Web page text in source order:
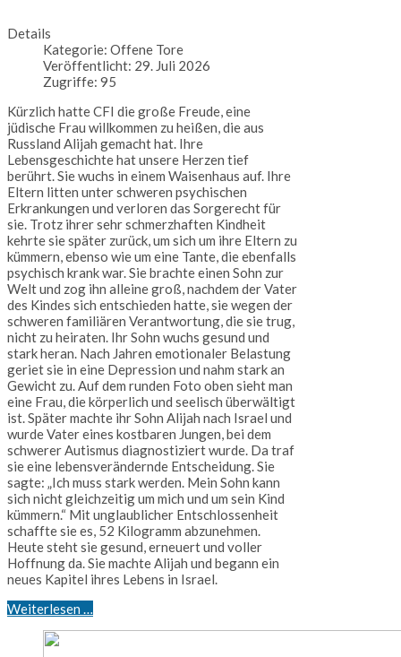
Details
Kategorie: Offene Tore
Veröffentlicht: 29. Juli 2026
Zugriffe: 95
Kürzlich hatte CFI die große Freude, eine
jüdische Frau willkommen zu heißen, die aus
Russland Alijah gemacht hat. Ihre
Lebensgeschichte hat unsere Herzen tief
berührt. Sie wuchs in einem Waisenhaus auf. Ihre
Eltern litten unter schweren psychischen
Erkrankungen und verloren das Sorgerecht für
sie. Trotz ihrer sehr schmerzhaften Kindheit
kehrte sie später zurück, um sich um ihre Eltern zu
kümmern, ebenso wie um eine Tante, die ebenfalls
psychisch krank war. Sie brachte einen Sohn zur
Welt und zog ihn alleine groß, nachdem der Vater
des Kindes sich entschieden hatte, sie wegen der
schweren familiären Verantwortung, die sie trug,
nicht zu heiraten. Ihr Sohn wuchs gesund und
stark heran. Nach Jahren emotionaler Belastung
geriet sie in eine Depression und nahm stark an
Gewicht zu. Auf dem runden Foto oben sieht man
eine Frau, die körperlich und seelisch überwältigt
ist. Später machte ihr Sohn Alijah nach Israel und
wurde Vater eines kostbaren Jungen, bei dem
schwerer Autismus diagnostiziert wurde. Da traf
sie eine lebensverändernde Entscheidung. Sie
sagte: „Ich muss stark werden. Mein Sohn kann
sich nicht gleichzeitig um mich und um sein Kind
kümmern.“ Mit unglaublicher Entschlossenheit
schaffte sie es, 52 Kilogramm abzunehmen.
Heute steht sie gesund, erneuert und voller
Hoffnung da. Sie machte Alijah und begann ein
neues Kapitel ihres Lebens in Israel.
Weiterlesen …